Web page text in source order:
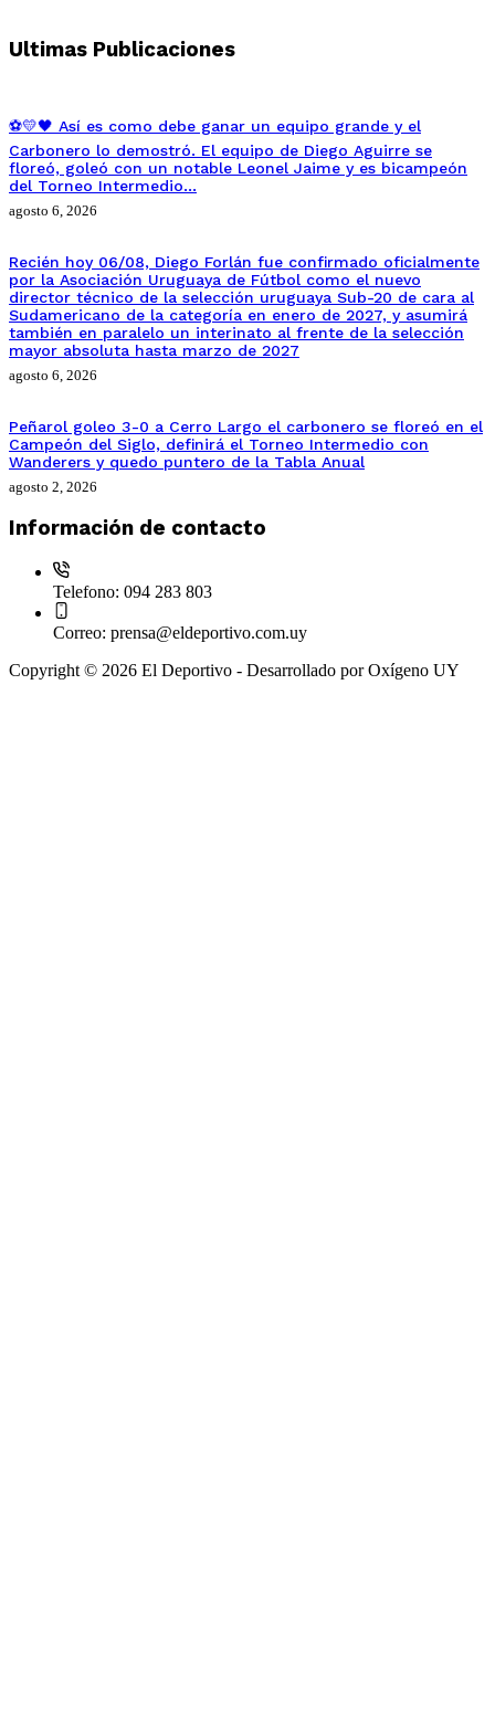
Ultimas Publicaciones
⚽💛🖤 Así es como debe ganar un equipo grande y el
Carbonero lo demostró. El equipo de Diego Aguirre se
floreó, goleó con un notable Leonel Jaime y es bicampeón
del Torneo Intermedio…
agosto 6, 2026
Recién hoy 06/08, Diego Forlán fue confirmado oficialmente
por la Asociación Uruguaya de Fútbol como el nuevo
director técnico de la selección uruguaya Sub-20 de cara al
Sudamericano de la categoría en enero de 2027, y asumirá
también en paralelo un interinato al frente de la selección
mayor absoluta hasta marzo de 2027
agosto 6, 2026
Peñarol goleo 3-0 a Cerro Largo el carbonero se floreó en el
Campeón del Siglo, definirá el Torneo Intermedio con
Wanderers y quedo puntero de la Tabla Anual
agosto 2, 2026
Información de contacto
Telefono: 094 283 803
Correo: prensa@eldeportivo.com.uy
Copyright © 2026 El Deportivo - Desarrollado por Oxígeno UY